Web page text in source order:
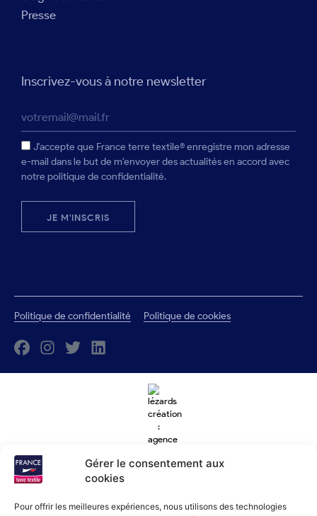
Gérer le consentement aux
cookies
Pour offrir les meilleures expériences, nous utilisons des technologies
Presse
Inscrivez-vous à notre newsletter
J'accepte que France terre textile® enregistre mon adresse
e-mail dans le but de m'envoyer des actualités en accord avec
notre politique de confidentialité.
JE M'INSCRIS
Politique de confidentialité Politique de cookies